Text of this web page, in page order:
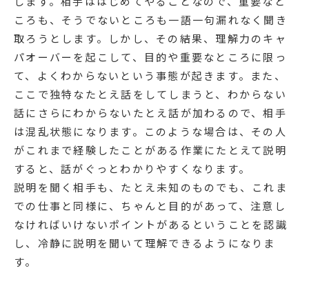
ころも、そうでないところも一語一句漏れなく聞き
取ろうとします。しかし、その結果、理解力のキャ
パオーバーを起こして、目的や重要なところに限っ
て、よくわからないという事態が起きます。また、
ここで独特なたとえ話をしてしまうと、わからない
話にさらにわからないたとえ話が加わるので、相手
は混乱状態になります。このような場合は、その人
がこれまで経験したことがある作業にたとえて説明
すると、話がぐっとわかりやすくなります。
説明を聞く相手も、たとえ未知のものでも、これま
での仕事と同様に、ちゃんと目的があって、注意し
なければいけないポイントがあるということを認識
し、冷静に説明を聞いて理解できるようになりま
す。